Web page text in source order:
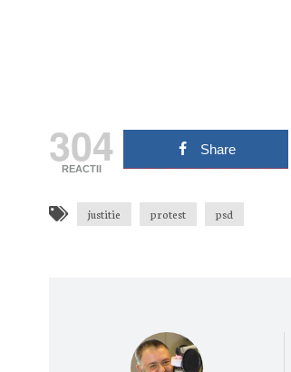
304
REACTII
Share
justitie protest psd